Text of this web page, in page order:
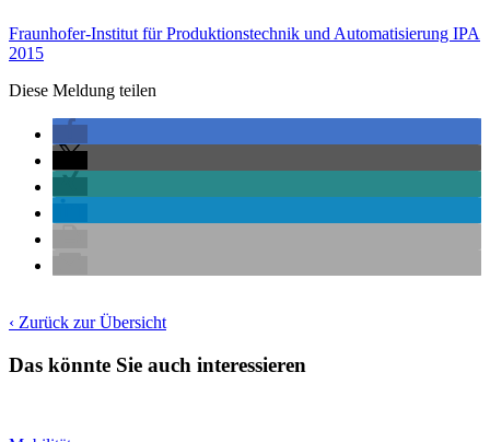
Fraunhofer-Institut für Produktionstechnik und Automatisierung IPA
2015
Diese Meldung teilen
‹ Zurück zur Übersicht
Das könnte Sie auch interessieren